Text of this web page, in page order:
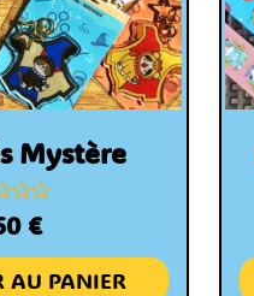
Mystère
€
AU PANIER